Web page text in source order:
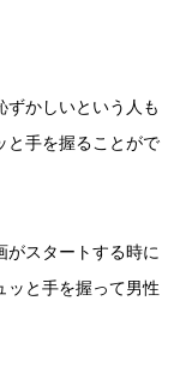
ずかしいという人も
と手を握ることがで
がスタートする時に
ッと手を握って男性